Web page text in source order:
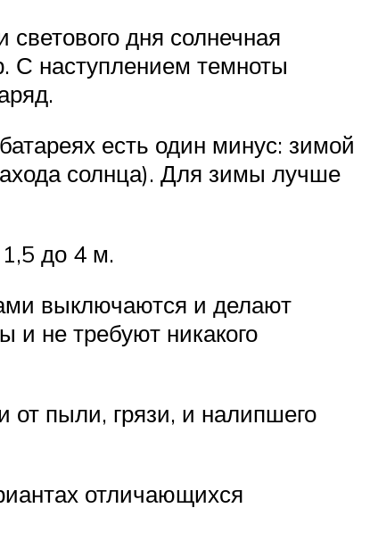
дня солнечная
С наступлением темноты
есть один минус: зимой
солнца). Для зимы лучше
до 4 м.
выключаются и делают
и не требуют никакого
от пыли, грязи, и налипшего
отличающихся